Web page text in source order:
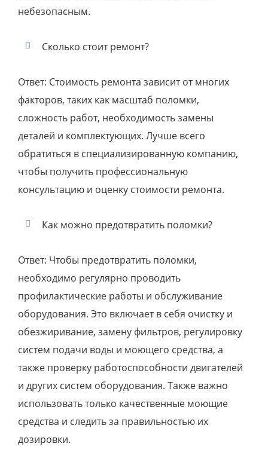
небезопасным.
Сколько стоит ремонт?
Ответ: Стоимость ремонта зависит от многих
факторов, таких как масштаб поломки,
сложность работ, необходимость замены
деталей и комплектующих. Лучше всего
обратиться в специализированную компанию,
чтобы получить профессиональную
консультацию и оценку стоимости ремонта.
Как можно предотвратить поломки?
Ответ: Чтобы предотвратить поломки,
необходимо регулярно проводить
профилактические работы и обслуживание
оборудования. Это включает в себя очистку и
обезжиривание, замену фильтров, регулировку
систем подачи воды и моющего средства, а
также проверку работоспособности двигателей
и других систем оборудования. Также важно
использовать только качественные моющие
средства и следить за правильностью их
дозировки.